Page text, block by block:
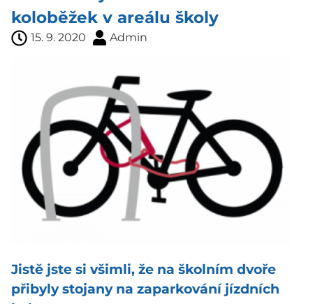
koloběžek v areálu školy
15. 9. 2020 Admin
Jistě jste si všimli, že na školním dvoře
přibyly stojany na zaparkování jízdních